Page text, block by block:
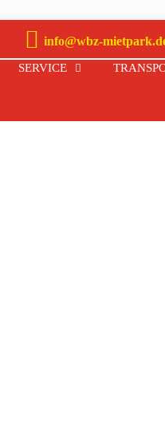
info@wbz-
SERVICE